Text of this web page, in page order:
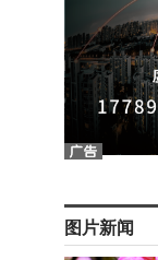
图片新闻